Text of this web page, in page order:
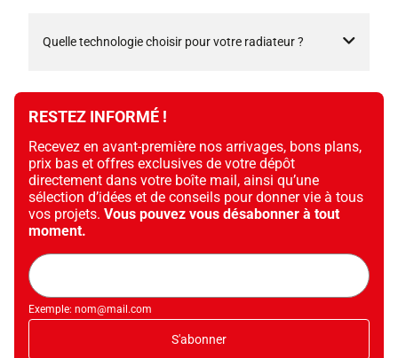
Quelle technologie choisir pour votre radiateur ?
RESTEZ INFORMÉ !
Recevez en avant-première nos arrivages, bons plans,
prix bas et offres exclusives de votre dépôt
directement dans votre boîte mail, ainsi qu’une
sélection d’idées et de conseils pour donner vie à tous
vos projets. Vous pouvez vous désabonner à tout
moment.
Adresse
mail
Exemple: nom@mail.com
S'abonner